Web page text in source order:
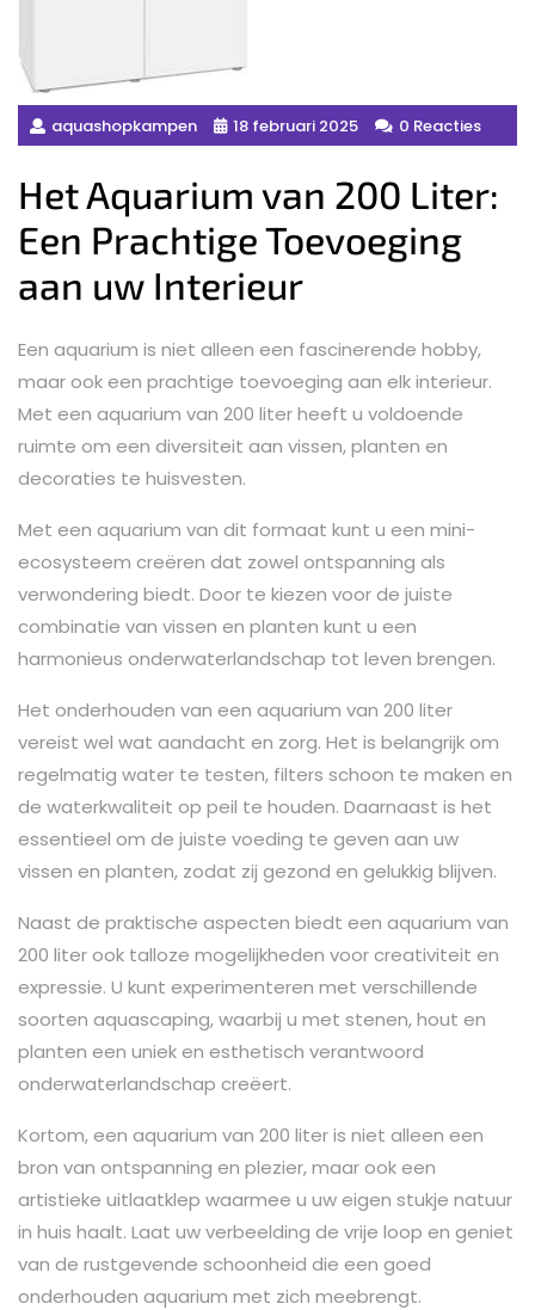
aquashopkampen 18 februari 2025 0 Reacties
Het Aquarium van 200 Liter:
Een Prachtige Toevoeging
aan uw Interieur
Een aquarium is niet alleen een fascinerende hobby,
maar ook een prachtige toevoeging aan elk interieur.
Met een aquarium van 200 liter heeft u voldoende
ruimte om een diversiteit aan vissen, planten en
decoraties te huisvesten.
Met een aquarium van dit formaat kunt u een mini-
ecosysteem creëren dat zowel ontspanning als
verwondering biedt. Door te kiezen voor de juiste
combinatie van vissen en planten kunt u een
harmonieus onderwaterlandschap tot leven brengen.
Het onderhouden van een aquarium van 200 liter
vereist wel wat aandacht en zorg. Het is belangrijk om
regelmatig water te testen, filters schoon te maken en
de waterkwaliteit op peil te houden. Daarnaast is het
essentieel om de juiste voeding te geven aan uw
vissen en planten, zodat zij gezond en gelukkig blijven.
Naast de praktische aspecten biedt een aquarium van
200 liter ook talloze mogelijkheden voor creativiteit en
expressie. U kunt experimenteren met verschillende
soorten aquascaping, waarbij u met stenen, hout en
planten een uniek en esthetisch verantwoord
onderwaterlandschap creëert.
Kortom, een aquarium van 200 liter is niet alleen een
bron van ontspanning en plezier, maar ook een
artistieke uitlaatklep waarmee u uw eigen stukje natuur
in huis haalt. Laat uw verbeelding de vrije loop en geniet
van de rustgevende schoonheid die een goed
onderhouden aquarium met zich meebrengt.